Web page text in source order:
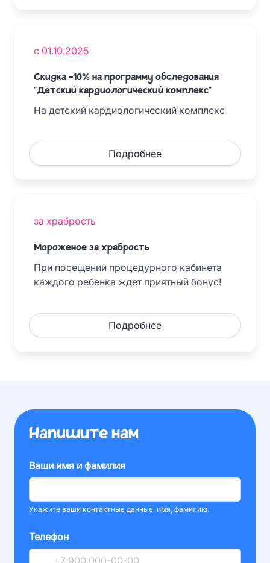
с 01.10.2025
Скидка -10% на программу обследования
"Детский кардиологический комплекс"
На детский кардиологический комплекс
Подробнее
за храбрость
Мороженое за храбрость
При посещении процедурного кабинета
каждого ребенка ждет приятный бонус!
Подробнее
Напишите нам
Ваши имя и фамилия
Укажите ваши контактные данные, имя, фамилию.
Телефон